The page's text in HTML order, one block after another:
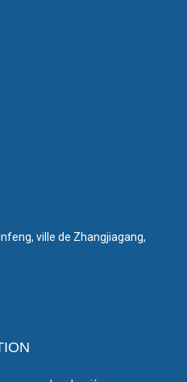
ville de Zhangjiagang,